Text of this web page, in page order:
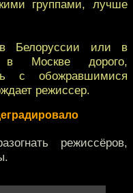
группами, лучше
Белоруссии или в
Москве дорого,
с обожравшимися
режиссер.
режиссёров,